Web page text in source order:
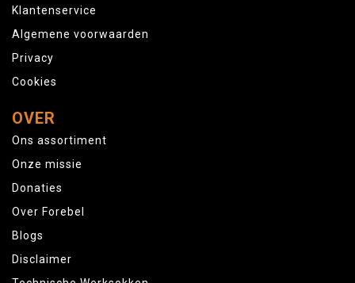
Klantenservice
Algemene voorwaarden
Privacy
Cookies
OVER
Ons assortiment
Onze missie
Donaties
Over Forebel
Blogs
Disclaimer